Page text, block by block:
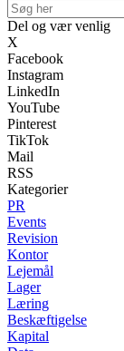
Del og vær venlig
X
Facebook
Instagram
LinkedIn
YouTube
Pinterest
TikTok
Mail
RSS
Kategorier
PR
Events
Revision
Kontor
Lejemål
Lager
Læring
Beskæftigelse
Kapital